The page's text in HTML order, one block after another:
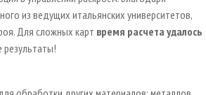
из ведущих итальянских университетов,
Для сложных карт время расчета удалось